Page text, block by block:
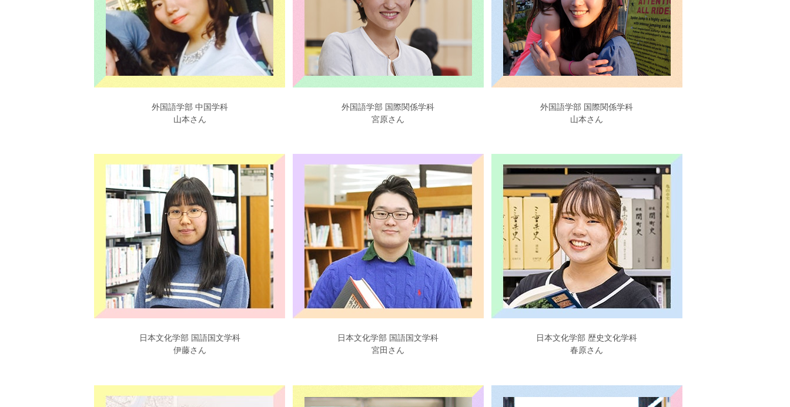
外国語学部 中国学科
山本さん
外国語学部 国際関係学科
宮原さん
外国語学部 国際関係学科
山本さん
日本文化学部 国語国文学科
伊藤さん
日本文化学部 国語国文学科
宮田さん
日本文化学部 歴史文化学科
春原さん